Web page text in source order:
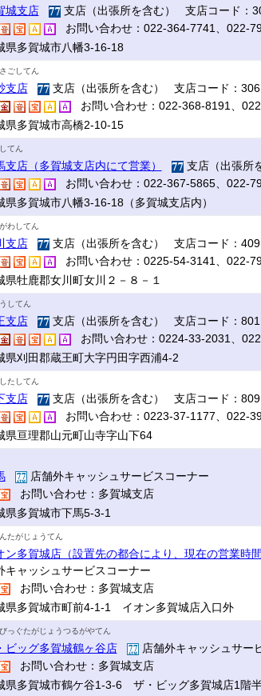
城支店
支店（出張所を含む） 支店コード：
お問い合わせ：022-364-7741、022-
県多賀城市八幡3-16-18
ごしてん
支店
支店（出張所を含む） 支店コード：306
お問い合わせ：022-368-8191、
県多賀城市高橋2-10-15
てん
支店（多賀城支店内にて営業）
支店（出張所
お問い合わせ：022-367-5865、022-
県多賀城市八幡3-16-18（多賀城支店内）
わしてん
支店
支店（出張所を含む） 支店コード：409
お問い合わせ：0225-54-3141、022-
県牡鹿郡女川町女川２－８－１
してん
支店
支店（出張所を含む） 支店コード：801
お問い合わせ：0224-33-2031、
県刈田郡蔵王町大字円田字西浦4-2
たしてん
支店
支店（出張所を含む） 支店コード：809
お問い合わせ：0223-37-1177、022-
県亘理郡山元町山寺字山下64
店舗外キャッシュサービスコーナー
お問い合わせ：多賀城支店
県多賀城市下馬5-3-1
たがじょうてん
ン多賀城店（設置先の都合により、現在の営業時
キャッシュサービスコーナー
お問い合わせ：多賀城支店
県多賀城市町前4-1-1 イオン多賀城店入口外
っぐたがじょうつるがやてん
ビッグ多賀城鶴ヶ谷店
店舗外キャッシュサー
お問い合わせ：多賀城支店
県多賀城市鶴ケ谷1-3-6 ザ・ビッグ多賀城店1階